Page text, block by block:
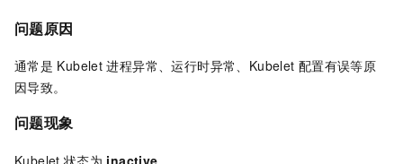
问题原因
通常是 Kubelet 进程异常、运行时异常、Kubelet 配置有误等原
因导致。
问题现象